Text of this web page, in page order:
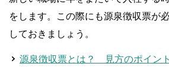
をします。この際にも源泉徴収票が
しておきましょう。
源泉徴収票とは？ 見方のポイン